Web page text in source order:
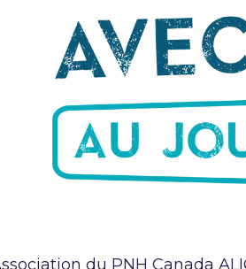
du PNH Canada